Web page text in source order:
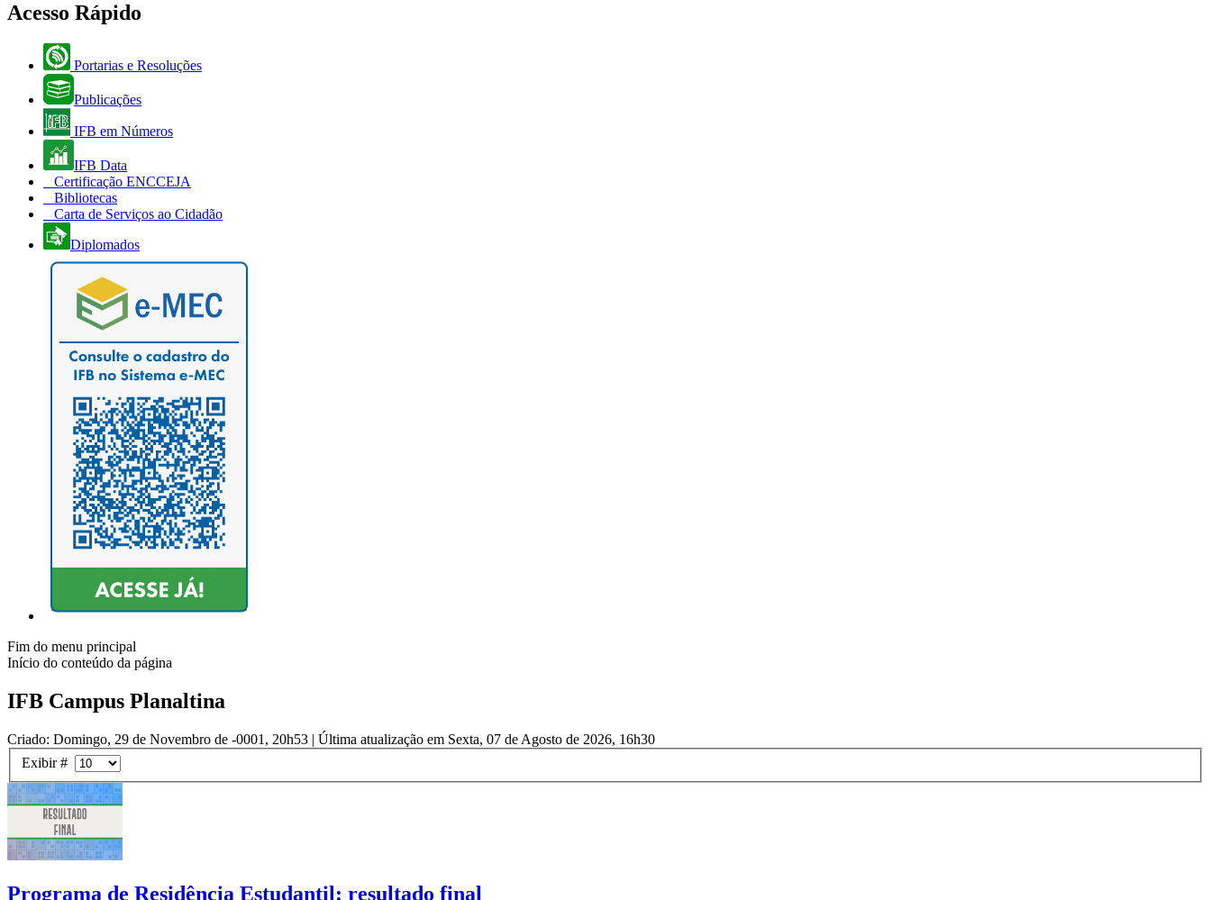
Acesso Rápido
Portarias e Resoluções
Publicações
IFB em Números
IFB Data
Certificação ENCCEJA
Bibliotecas
Carta de Serviços ao Cidadão
Diplomados
Fim do menu principal
Início do conteúdo da página
IFB Campus Planaltina
Criado: Domingo, 29 de Novembro de -0001, 20h53 | Última atualização em Sexta, 07 de Agosto de 2026, 16h30
Exibir #
Programa de Residência Estudantil: resultado final